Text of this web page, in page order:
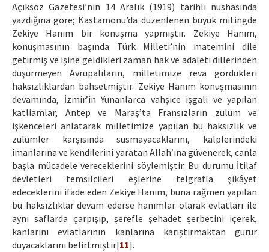
Açıksöz Gazetesi’nin 14 Aralık (1919) tarihli nüshasında
yazdığına göre; Kastamonu’da düzenlenen büyük mitingde
Zekiye Hanım bir konuşma yapmıştır. Zekiye Hanım,
konuşmasının başında Türk Milleti’nin matemini dile
getirmiş ve işine geldikleri zaman hak ve adaleti dillerinden
düşürmeyen Avrupalıların, milletimize reva gördükleri
haksızlıklardan bahsetmiştir. Zekiye Hanım konuşmasının
devamında, İzmir’in Yunanlarca vahşice işgali ve yapılan
katliamlar, Antep ve Maraş’ta Fransızların zulüm ve
işkenceleri anlatarak milletimize yapılan bu haksızlık ve
zulümler karşısında susmayacaklarını, kalplerindeki
imanlarına ve kendilerini yaratan Allah’ına güvenerek, canla
başla mücadele vereceklerini söylemiştir. Bu durumu İtilaf
devletleri temsilcileri eşlerine telgrafla şikâyet
edeceklerini ifade eden Zekiye Hanım, buna rağmen yapılan
bu haksızlıklar devam ederse hanımlar olarak evlatları ile
aynı saflarda çarpışıp, şerefle şehadet şerbetini içerek,
kanlarını evlatlarının kanlarına karıştırmaktan gurur
duyacaklarını belirtmiştir[11].